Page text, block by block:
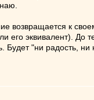
к
его эквивалент). До
Будет "ни радость,